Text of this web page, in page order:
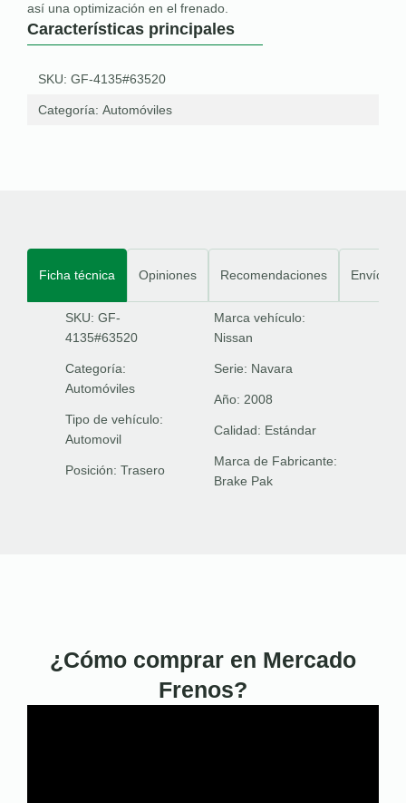
así una optimización en el frenado.
Características principales
SKU: GF-4135#63520
Categoría: Automóviles
Ficha técnica Opiniones Recomendaciones Envíos
SKU: GF-
4135#63520
Categoría:
Automóviles
Tipo de vehículo:
Automovil
Posición: Trasero
Marca vehículo:
Nissan
Serie: Navara
Año: 2008
Calidad: Estándar
Marca de Fabricante:
Brake Pak
¿Cómo comprar en Mercado
Frenos?